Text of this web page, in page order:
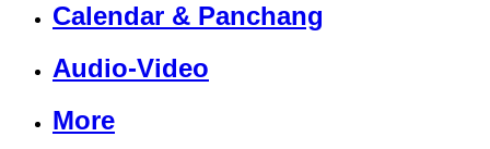
Calendar & Panchang
Audio-Video
More